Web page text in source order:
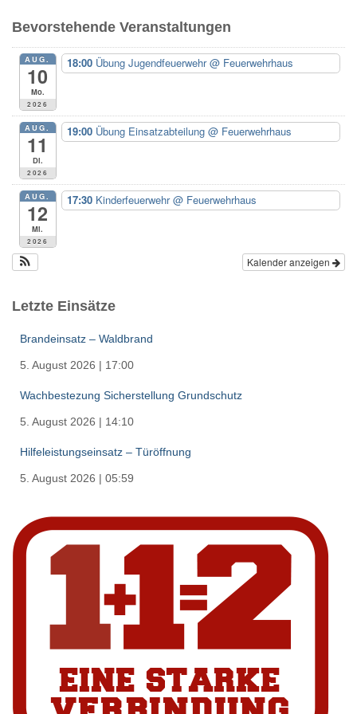
n
n
:
Bevorstehende Veranstaltungen
AUG.
10
Mo.
2026
18:00 Übung Jugendfeuerwehr@ Feuerwehrhaus
AUG.
11
Di.
2026
19:00 Übung Einsatzabteilung @ Feuerwehrhaus
AUG.
12
Mi.
2026
17:30 Kinderfeuerwehr@ Feuerwehrhaus
Kalender anzeigen
Letzte Einsätze
Brandeinsatz – Waldbrand
5. August 2026 | 17:00
Wachbestezung Sicherstellung Grundschutz
5. August 2026 | 14:10
Hilfeleistungseinsatz – Türöffnung
5. August 2026 | 05:59